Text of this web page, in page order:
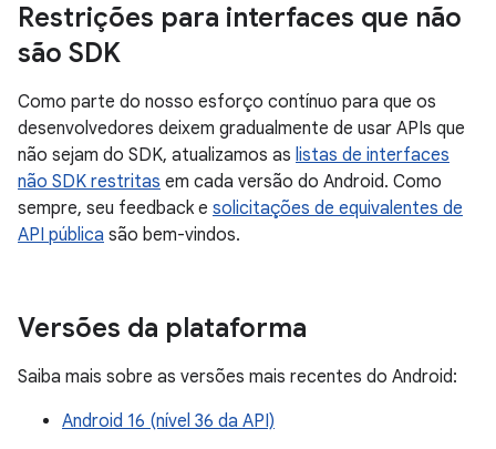
Restrições para interfaces que não
são SDK
Como parte do nosso esforço contínuo para que os
desenvolvedores deixem gradualmente de usar APIs que
não sejam do SDK, atualizamos as listas de interfaces
não SDK restritas em cada versão do Android. Como
sempre, seu feedback e solicitações de equivalentes de
API pública são bem-vindos.
Versões da plataforma
Saiba mais sobre as versões mais recentes do Android:
Android 16 (nível 36 da API)